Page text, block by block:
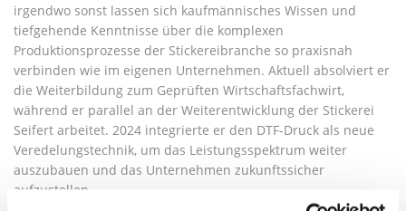
irgendwo sonst lassen sich kaufmännisches Wissen und
tiefgehende Kenntnisse über die komplexen
Produktionsprozesse der Stickereibranche so praxisnah
verbinden wie im eigenen Unternehmen. Aktuell absolviert er
die Weiterbildung zum Geprüften Wirtschaftsfachwirt,
während er parallel an der Weiterentwicklung der Stickerei
Seifert arbeitet. 2024 integrierte er den DTF-Druck als neue
Veredelungstechnik, um das Leistungsspektrum weiter
auszubauen und das Unternehmen zukunftssicher
aufzustellen.